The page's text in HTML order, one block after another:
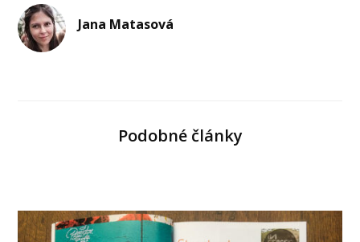
Jana Matasová
Podobné články